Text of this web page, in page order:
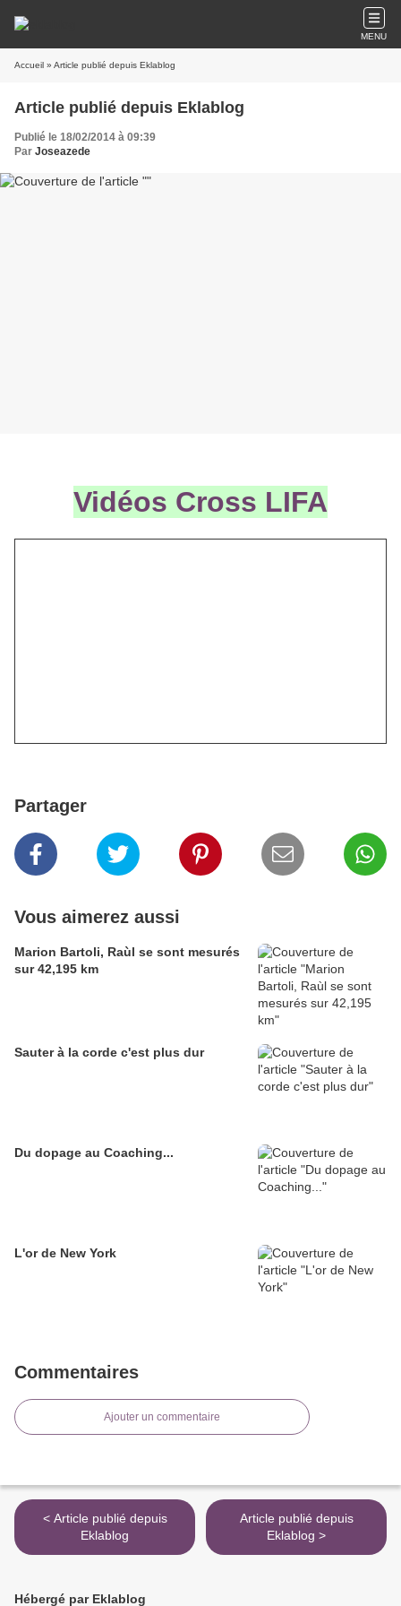
MENU
Accueil » Article publié depuis Eklablog
Article publié depuis Eklablog
Publié le 18/02/2014 à 09:39
Par Joseazede
Vidéos Cross LIFA
Partager
Vous aimerez aussi
Marion Bartoli, Raùl se sont mesurés
sur 42,195 km
Sauter à la corde c'est plus dur
Du dopage au Coaching...
L'or de New York
Commentaires
Ajouter un commentaire
< Article publié depuis
Eklablog
Article publié depuis
Eklablog >
Hébergé par Eklablog